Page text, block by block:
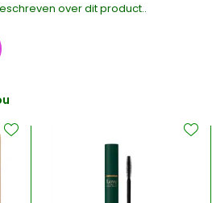
over dit product..